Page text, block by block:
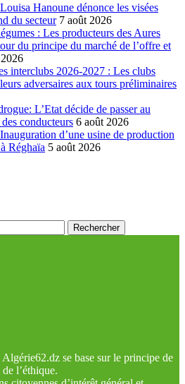
Hanoune dénonce les visées
du secteur 7 août 2026
: Les producteurs des Aures
du principe du marché de l’offre et
interclubs 2026-2027 : Les clubs
adversaires aux tours préliminaires
L’Etat décide de passer au
conducteurs 6 août 2026
d’une usine de production
Réghaïa 5 août 2026
se base sur le principe de
l’éthique.